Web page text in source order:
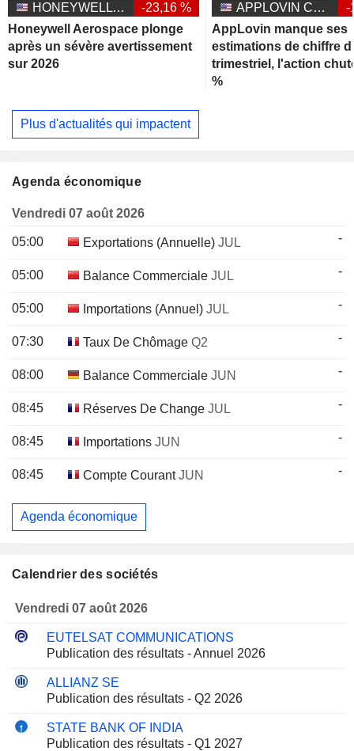
HONEYWELL AEROSPACE INC.
-23,16 %
Honeywell Aerospace plonge
après un sévère avertissement
sur 2026
APPLOVIN CORPORATION
-
AppLovin manque ses
estimations de chiffre
trimestriel, l'action
%
Plus d'actualités qui impactent
Agenda économique
Vendredi 07 août 2026
05:00 Exportations (Annuelle) JUL -
05:00 Balance Commerciale JUL -
05:00 Importations (Annuel) JUL -
07:30 Taux De Chômage Q2 -
08:00 Balance Commerciale JUN -
08:45 Réserves De Change JUL -
08:45 Importations JUN -
08:45 Compte CourantJUN -
Agenda économique
Calendrier des sociétés
Vendredi 07 août 2026
EUTELSAT COMMUNICATIONS
Publication des résultats - Annuel 2026
ALLIANZ SE
Publication des résultats - Q2 2026
STATE BANK OF INDIA
Publication des résultats - Q1 2027